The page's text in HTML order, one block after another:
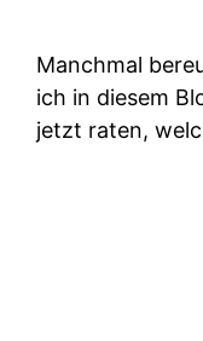
Manchmal
ich in diesem
jetzt raten,